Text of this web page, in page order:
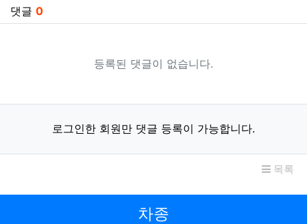
댓글 0
등록된 댓글이 없습니다.
로그인한 회원만 댓글 등록이 가능합니다.
목록
차종